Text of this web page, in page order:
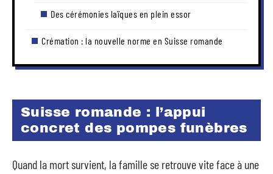
Des cérémonies laïques en plein essor
Crémation : la nouvelle norme en Suisse romande
Suisse romande : l’appui
concret des pompes funèbres
Quand la mort survient, la famille se retrouve vite face à une